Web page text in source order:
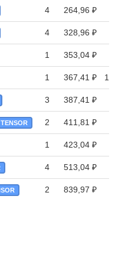
4 264,96 ₽
4 328,96 ₽
1 353,04 ₽
1 367,41 ₽
3 387,41 ₽
TENSOR 2 411,81 ₽
1 423,04 ₽
4 513,04 ₽
2 839,97 ₽